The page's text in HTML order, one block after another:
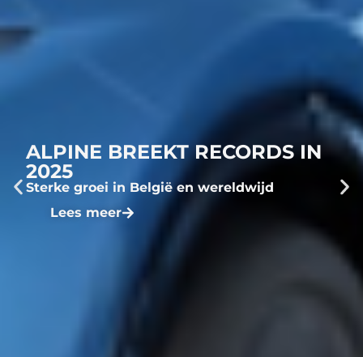
ALPINE BREEKT RECORDS IN
2025
Sterke groei in België en wereldwijd
Lees meer